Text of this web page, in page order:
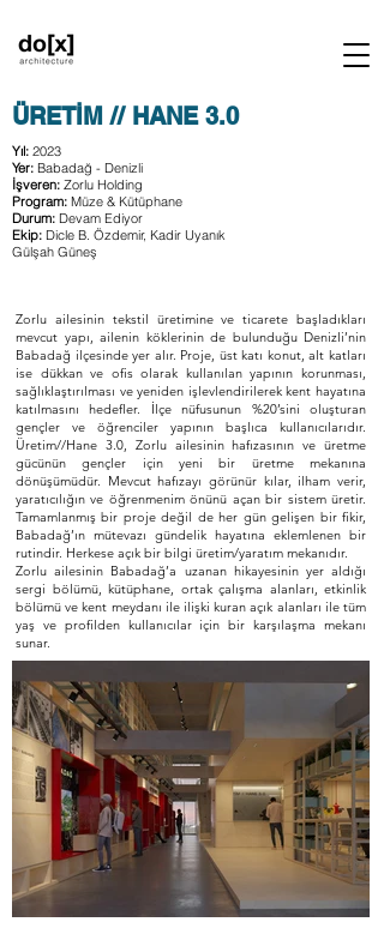
ÜRETİM // HANE 3.0
Yıl: 2023
Yer: Babadağ - Denizli
İşveren: Zorlu Holding
Program: Müze & Kütüphane
Durum: Devam Ediyor
Ekip: Dicle B. Özdemir, Kadir Uyanık
Gülşah Güneş
Zorlu ailesinin tekstil üretimine ve ticarete başladıkları
mevcut yapı, ailenin köklerinin de bulunduğu Denizli’nin
Babadağ ilçesinde yer alır. Proje, üst katı konut, alt katları
ise dükkan ve ofis olarak kullanılan yapının korunması,
sağlıklaştırılması ve yeniden işlevlendirilerek kent hayatına
katılmasını hedefler. İlçe nüfusunun %20’sini oluşturan
gençler ve öğrenciler yapının başlıca kullanıcılarıdır.
Üretim//Hane 3.0, Zorlu ailesinin hafızasının ve üretme
gücünün gençler için yeni bir üretme mekanına
dönüşümüdür. Mevcut hafızayı görünür kılar, ilham verir,
yaratıcılığın ve öğrenmenim önünü açan bir sistem üretir.
Tamamlanmış bir proje değil de her gün gelişen bir fikir,
Babadağ’ın mütevazı gündelik hayatına eklemlenen bir
rutindir. Herkese açık bir bilgi üretim/yaratım mekanıdır.
Zorlu ailesinin Babadağ’a uzanan hikayesinin yer aldığı
sergi bölümü, kütüphane, ortak çalışma alanları, etkinlik
bölümü ve kent meydanı ile ilişki kuran açık alanları ile tüm
yaş ve profilden kullanıcılar için bir karşılaşma mekanı
sunar.